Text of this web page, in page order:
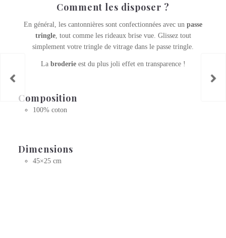
Comment les disposer ?
En général, les cantonnières sont confectionnées avec un passe
tringle, tout comme les rideaux brise vue. Glissez tout
simplement votre tringle de vitrage dans le passe tringle.
La broderieest du plus joli effet en transparence !
Composition
100% coton
Dimensions
45×25 cm